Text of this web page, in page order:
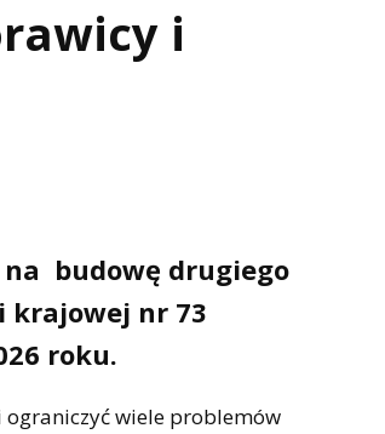
i
na budowę drugiego
krajowej nr 73
roku.
ograniczyć wiele problemów